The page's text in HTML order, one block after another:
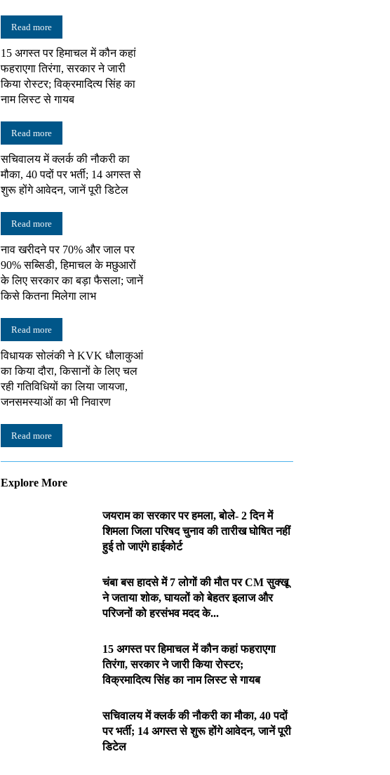
Read more
15 अगस्त पर हिमाचल में कौन कहां
फहराएगा तिरंगा, सरकार ने जारी
किया रोस्टर; विक्रमादित्य सिंह का
नाम लिस्ट से गायब
Read more
सचिवालय में क्लर्क की नौकरी का
मौका, 40 पदों पर भर्ती; 14 अगस्त से
शुरू होंगे आवेदन, जानें पूरी डिटेल
Read more
नाव खरीदने पर 70% और जाल पर
90% सब्सिडी, हिमाचल के मछुआरों
के लिए सरकार का बड़ा फैसला; जानें
किसे कितना मिलेगा लाभ
Read more
विधायक सोलंकी ने KVK धौलाकुआं
का किया दौरा, किसानों के लिए चल
रही गतिविधियों का लिया जायजा,
जनसमस्याओं का भी निवारण
Read more
Explore More
जयराम का सरकार पर हमला, बोले- 2 दिन में
शिमला जिला परिषद चुनाव की तारीख घोषित नहीं
हुई तो जाएंगे हाईकोर्ट
चंबा बस हादसे में 7 लोगों की मौत पर CM सुक्खू
ने जताया शोक, घायलों को बेहतर इलाज और
परिजनों को हरसंभव मदद के...
15 अगस्त पर हिमाचल में कौन कहां फहराएगा
तिरंगा, सरकार ने जारी किया रोस्टर;
विक्रमादित्य सिंह का नाम लिस्ट से गायब
सचिवालय में क्लर्क की नौकरी का मौका, 40 पदों
पर भर्ती; 14 अगस्त से शुरू होंगे आवेदन, जानें पूरी
डिटेल